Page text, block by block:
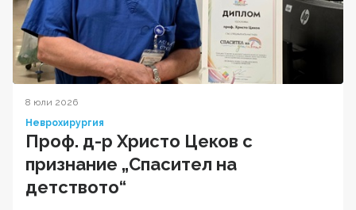
8 юли 2026
Неврохирургия
Проф. д-р Христо Цеков с
признание „Спасител на
детството“